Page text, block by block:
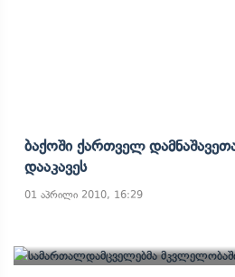
Ბაქოში Ქართველ
Დააკავეს
01 აპრილი 2010, 16:29